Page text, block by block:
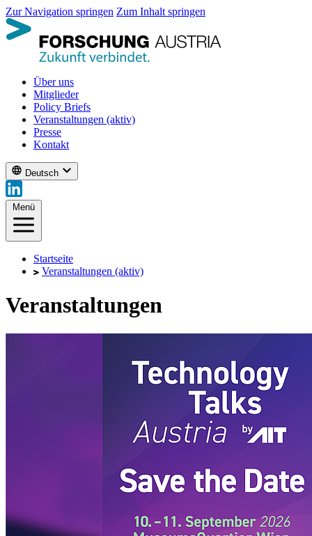
Zur Navigation springen Zum Inhalt springen
Über uns
Mitglieder
Policy Briefs
Veranstaltungen (aktiv)
Presse
Kontakt
Deutsch
Menü
Startseite
Veranstaltungen (aktiv)
Veranstaltungen